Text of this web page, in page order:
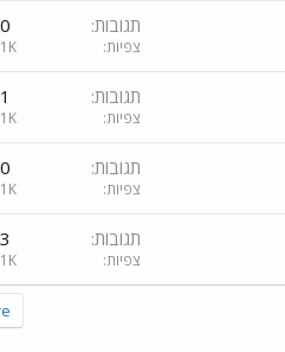
תגובות 0
צפיות 1K
תגובות 1
צפיות 1K
תגובות 0
צפיות 1K
תגובות 3
צפיות 1K